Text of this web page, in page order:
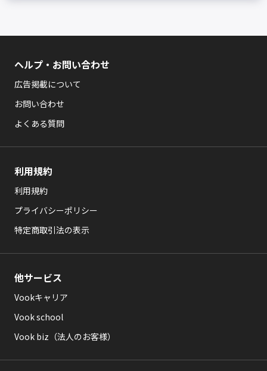
ヘルプ・お問い合わせ
広告掲載について
お問い合わせ
よくある質問
利用規約
利用規約
プライバシーポリシー
特定商取引法の表示
他サービス
Vookキャリア
Vook school
Vook biz（法人のお客様）